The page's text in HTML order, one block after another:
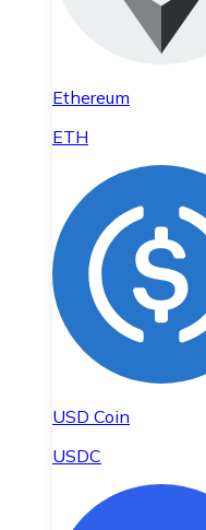
Ethereum
ETH
USD Coin
USDC